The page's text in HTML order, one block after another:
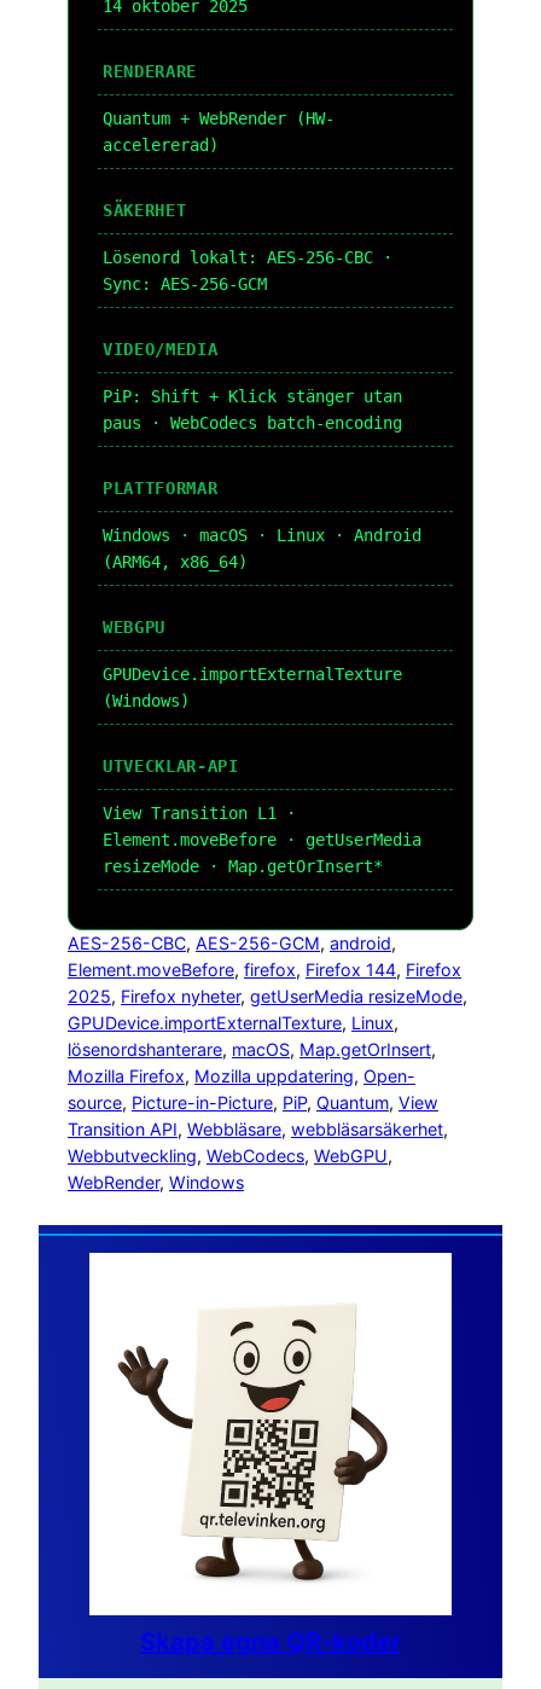
14 oktober 2025
RENDERARE
Quantum + WebRender (HW-
accelererad)
SÄKERHET
Lösenord lokalt: AES-256-CBC ·
Sync: AES-256-GCM
VIDEO/MEDIA
PiP: Shift + Klick stänger utan
paus · WebCodecs batch-encoding
PLATTFORMAR
Windows · macOS · Linux · Android
(ARM64, x86_64)
WEBGPU
GPUDevice.importExternalTexture
(Windows)
UTVECKLAR-API
View Transition L1 ·
Element.moveBefore · getUserMedia
resizeMode · Map.getOrInsert*
AES-256-CBC, AES-256-GCM, android
Element.moveBefore, firefox, Firefox 144, Firefox
2025, Firefox nyheter, getUserMedia resizeMode
GPUDevice.importExternalTexture, Linux
lösenordshanterare, macOS, Map.getOrInsert
Mozilla Firefox, Mozilla uppdatering, Open-
source, Picture-in-Picture, PiP, Quantum, View
Transition API, Webbläsare, webbläsarsäkerhet
Webbutveckling, WebCodecs, WebGPU
WebRender, Windows
Skapa egna QR-koder